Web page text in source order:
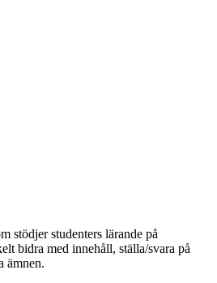
stödjer studenters lärande på
bidra med innehåll, ställa/svara på
ämnen.